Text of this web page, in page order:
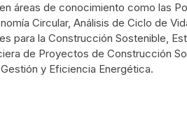
áreas de conocimiento como las
Circular, Análisis de Ciclo de
para la Construcción Sostenible,
de Proyectos de Construcción
Gestión y Eficiencia Energética.